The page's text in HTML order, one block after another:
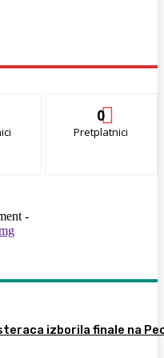
0
Pretplatnici
-
izborila finale na